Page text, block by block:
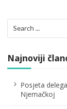
for:
Najnoviji
Posjeta
Njemačkoj